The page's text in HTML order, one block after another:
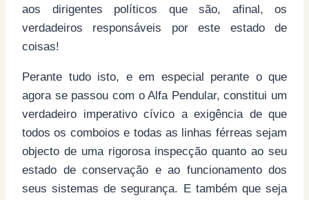
aos dirigentes políticos que são, afinal, os
verdadeiros responsáveis por este estado de
coisas!
Perante tudo isto, e em especial perante o que
agora se passou com o Alfa Pendular, constitui um
verdadeiro imperativo cívico a exigência de que
todos os comboios e todas as linhas férreas sejam
objecto de uma rigorosa inspecção quanto ao seu
estado de conservação e ao funcionamento dos
seus sistemas de segurança. E também que seja